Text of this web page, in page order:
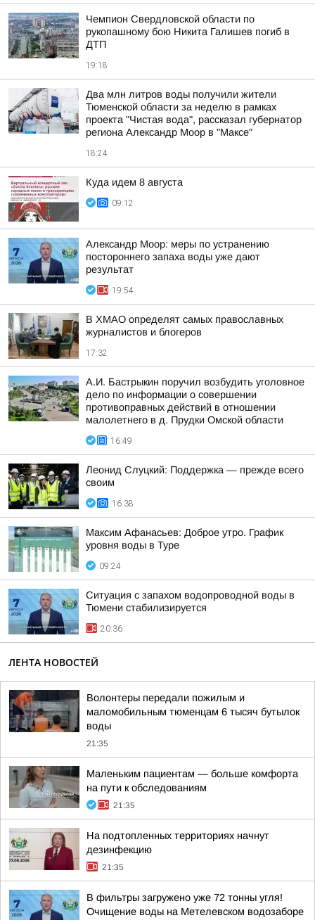
Чемпион Свердловской области по
рукопашному бою Никита Галишев погиб в
ДТП
19:18
Два млн литров воды получили жители
Тюменской области за неделю в рамках
проекта "Чистая вода", рассказал губернатор
региона Александр Моор в "Максе"
18:24
Куда идем 8 августа
09:12
Александр Моор: меры по устранению
постороннего запаха воды уже дают
результат
19:54
В ХМАО определят самых православных
журналистов и блогеров
17:32
А.И. Бастрыкин поручил возбудить уголовное
дело по информации о совершении
противоправных действий в отношении
малолетнего в д. Прудки Омской области
16:49
Леонид Слуцкий: Поддержка — прежде всего
своим
16:38
Максим Афанасьев: Доброе утро. График
уровня воды в Туре
09:24
Ситуация с запахом водопроводной воды в
Тюмени стабилизируется
20:36
ЛЕНТА НОВОСТЕЙ
Волонтеры передали пожилым и
маломобильным тюменцам 6 тысяч бутылок
воды
21:35
Маленьким пациентам — больше комфорта
на пути к обследованиям
21:35
На подтопленных территориях начнут
дезинфекцию
21:35
В фильтры загружено уже 72 тонны угля!
Очищение воды на Метелевском водозаборе